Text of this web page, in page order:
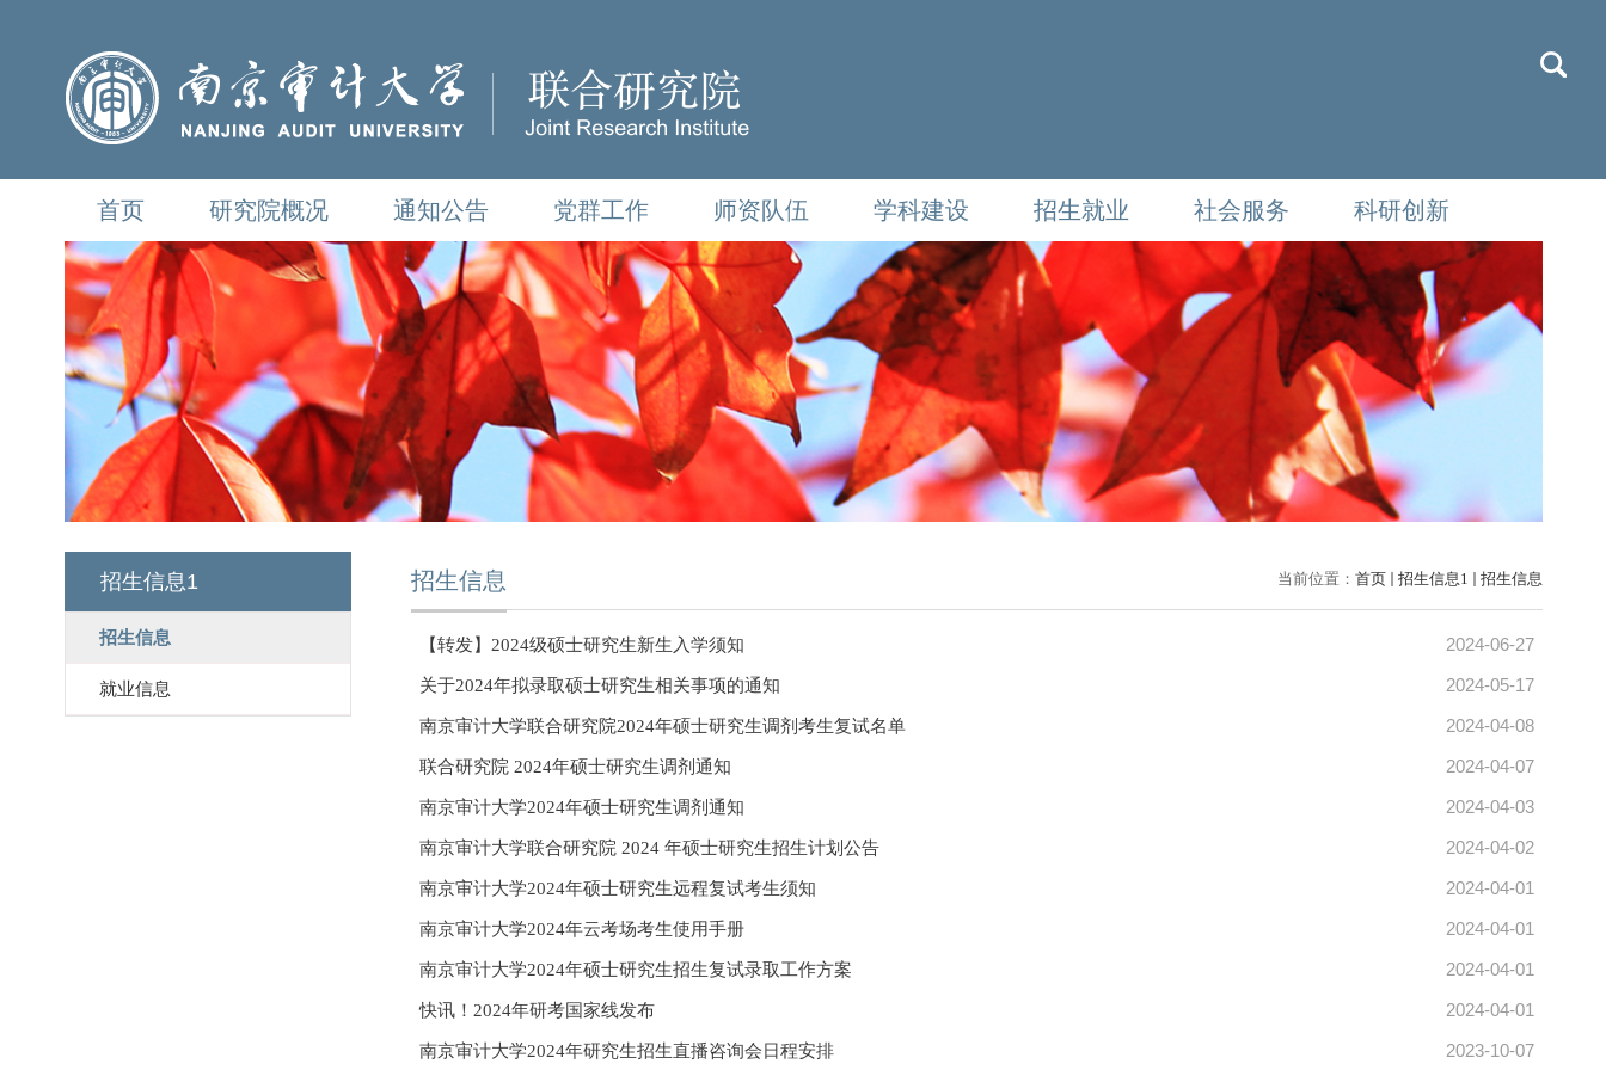
首页 研究院概况 通知公告 党群工作 师资队伍 学科建设 招生就业 社会服务 科研创新
招生信息1
招生信息
就业信息
当前位置： 首页 招生信息1 招生信息
招生信息
【转发】2024级硕士研究生新生入学须知 2024-06-27
关于2024年拟录取硕士研究生相关事项的通知 2024-05-17
南京审计大学联合研究院2024年硕士研究生调剂考生复试名单 2024-04-08
联合研究院 2024年硕士研究生调剂通知 2024-04-07
南京审计大学2024年硕士研究生调剂通知 2024-04-03
南京审计大学联合研究院 2024 年硕士研究生招生计划公告 2024-04-02
南京审计大学2024年硕士研究生远程复试考生须知 2024-04-01
南京审计大学2024年云考场考生使用手册 2024-04-01
南京审计大学2024年硕士研究生招生复试录取工作方案 2024-04-01
快讯！2024年研考国家线发布 2024-04-01
南京审计大学2024年研究生招生直播咨询会日程安排 2023-10-07